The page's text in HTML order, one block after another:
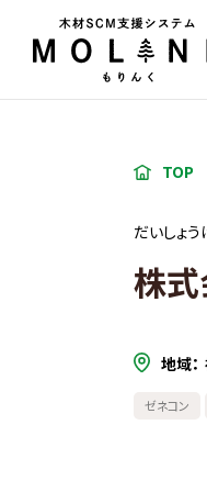
TOP
だいしょ
株
地域
ゼネコン